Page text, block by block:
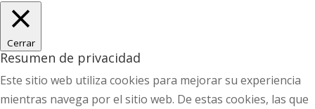
Cerrar
Resumen de privacidad
Este sitio web utiliza cookies para mejorar su experiencia
mientras navega por el sitio web. De estas cookies, las que